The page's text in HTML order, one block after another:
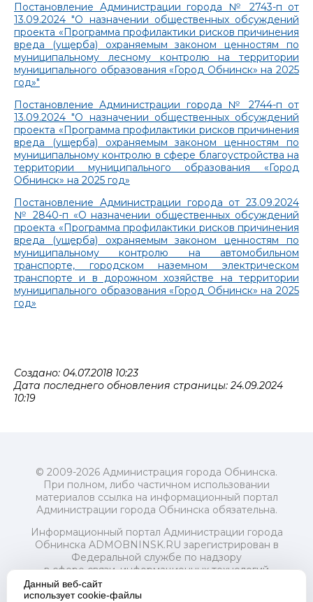
Постановление Администрации города № 2743-п от
13.09.2024 "О назначении общественных обсуждений
проекта «Программа профилактики рисков причинения
вреда (ущерба) охраняемым законом ценностям по
муниципальному лесному контролю на территории
муниципального образования «Город Обнинск» на 2025
год»"
Постановление Администрации города № 2744-п от
13.09.2024 "О назначении общественных обсуждений
проекта «Программа профилактики рисков причинения
вреда (ущерба) охраняемым законом ценностям по
муниципальному контролю в сфере благоустройства на
территории муниципального образования «Город
Обнинск» на 2025 год»
Постановление Администрации города от 23.09.2024
№ 2840-п «О назначении общественных обсуждений
проекта «Программа профилактики рисков причинения
вреда (ущерба) охраняемым законом ценностям по
муниципальному контролю на автомобильном
транспорте, городском наземном электрическом
транспорте и в дорожном хозяйстве на территории
муниципального образования «Город Обнинск» на 2025
год»
Создано: 04.07.2018 10:23
Дата последнего обновления страницы: 24.09.2024
10:19
© 2009-2026 Администрация города Обнинска.
При полном, либо частичном использовании
материалов ссылка на информационный портал
Администрации города Обнинска обязательна.
Информационный портал Администрации города
Обнинска ADMOBNINSK.RU зарегистрирован в
Федеральной службе по надзору
в сфере связи, информационных технологий
и массовых коммуникаций (Роскомнадзор) 24 июля
2018 года.
Данный веб-сайт
использует cookie-файлы